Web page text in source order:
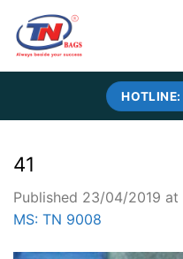
content
41
Published 23/04/2019 at
MS: TN 9008